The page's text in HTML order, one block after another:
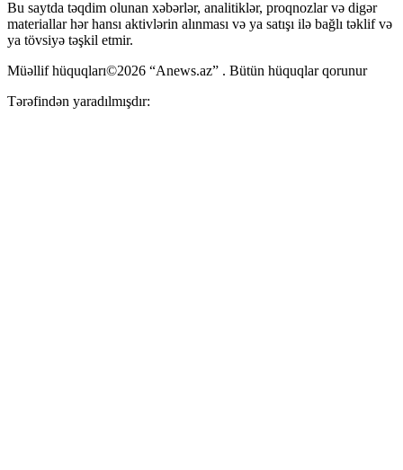
Bu saytda təqdim olunan xəbərlər, analitiklər, proqnozlar və digər
materiallar hər hansı aktivlərin alınması və ya satışı ilə bağlı təklif və
ya tövsiyə təşkil etmir.
Müəllif hüquqları©2026 “Anews.az” . Bütün hüquqlar qorunur
Tərəfindən yaradılmışdır: